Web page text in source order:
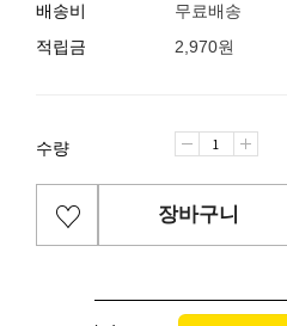
배송비
무료배송
적립금
2,970원
수량
장바구니